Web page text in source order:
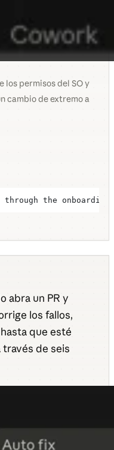
los permisos del SO y
cambio de extremo a
the
abra un PR y
los fallos,
que esté
través de seis